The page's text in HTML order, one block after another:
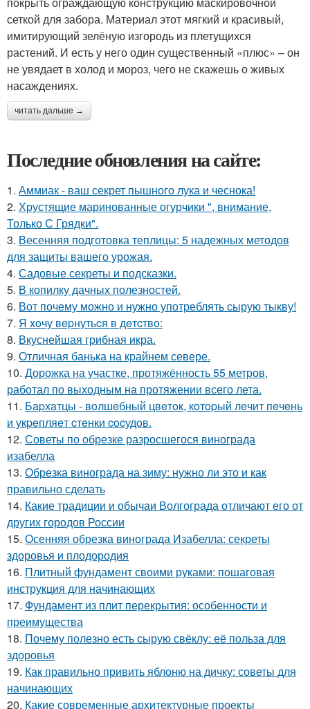
сеткой для забора. Материал этот мягкий и красивый,
имитирующий зелёную изгородь из плетущихся
растений. И есть у него один существенный «плюс» – он
не увядает в холод и мороз, чего не скажешь о живых
насаждениях.
читать дальше →
Последние обновления на сайте:
1. Аммиак - ваш секрет пышного лука и чеснока!
2. Хрустящие маринованные огурчики ", внимание,
Только С Грядки".
3. Весенняя подготовка теплицы: 5 надежных методов
для защиты вашего урожая.
4. Садовые секреты и подсказки.
5. В копилку дачных полезностей.
6. Вот почему можно и нужно употреблять сырую тыкву!
7. Я xoчу вepнутьcя в дeтcтвo:
8. Вкуснейшая грибная икра.
9. Отличная банька на крайнем севере.
10. Дорожка на участке, протяжённость 55 метров,
работал по выходным на протяжении всего лета.
11. Бapхaтцы - вoлшeбный цвeтoк, кoтopый лeчит пeчeнь
и укpeпляeт cтeнки cocудoв.
12. Советы по обрезке разросшегося винограда
изабелла
13. Обрезка винограда на зиму: нужно ли это и как
правильно сделать
14. Какие традиции и обычаи Волгограда отличают его от
других городов России
15. Осенняя обрезка винограда Изабелла: секреты
здоровья и плодородия
16. Плитный фундамент своими руками: пошаговая
инструкция для начинающих
17. Фундамент из плит перекрытия: особенности и
преимущества
18. Почему полезно есть сырую свёклу: её польза для
здоровья
19. Как правильно привить яблоню на дичку: советы для
начинающих
20. Какие современные архитектурные проекты